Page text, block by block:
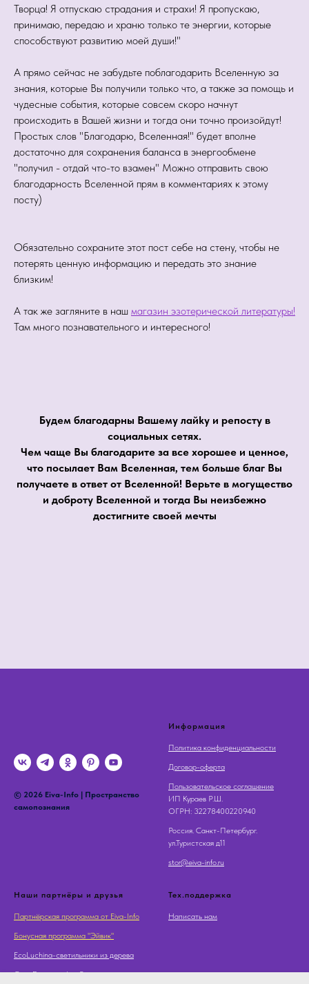
Творца! Я отпускаю страдания и страхи! Я пропускаю,
принимаю, передаю и храню только те энергии, которые
способствуют развитию моей души!"
А прямо сейчас не забудьте поблагодарить Вселенную за
знания, которые Вы получили только что, а также за помощь и
чудесные события, которые совсем скоро начнут
происходить в Вашей жизни и тогда они точно произойдут!
Простых слов "Благодарю, Вселенная!" будет вполне
достаточно для сохранения баланса в энергообмене
"получил - отдай что-то взамен" Можно отправить свою
благодарность Вселенной прям в комментариях к этому
посту)
Обязательно сохраните этот пост себе на стену, чтобы не
потерять ценную информацию и передать это знание
близким!
А так же загляните в наш магазин эзотерической литературы!
Там много познавательного и интересного!
Будем благодарны Вашему лайkу и pепосту в
социальных сетях.
Чем чаще Вы благодарите за все хорошее и ценное,
что посылает Вам Вселенная, тем больше благ Вы
получаете в ответ от Вселенной! Верьте в могущество
и доброту Вселенной и тогда Вы неизбежно
достигните своей мечты
© 2026 Eiva-Info | Пространство
самопознания
Информация
Политика конфиденциальности
Договор-оферта
Пользовательское соглашение
ИП Кураев Р.Ш.
OГРН: 32278400220940
Россия. Санкт-Петербург.
ул.Туристская д11
stor@eiva-info.ru
Наши партнёры и друзья
Партнёрская программа от Eiva-Info
Бонусная программа "Эйвик"
EcoLuchina-светильники из дерева
Суть Дерева - Арт Галерея
Тех.поддержка
Написать нам